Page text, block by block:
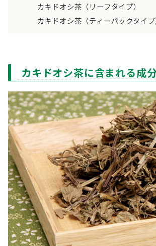
カキドオシ茶（リーフタイプ）
カキドオシ茶（ティーパックタイプ
カキドオシ茶に含まれる成